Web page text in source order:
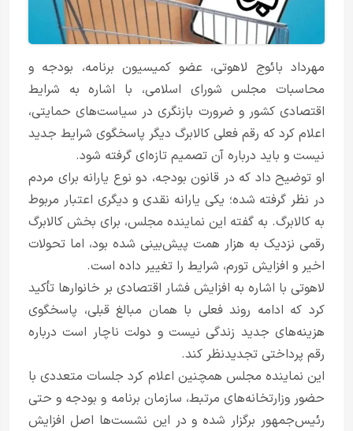
مهرداد بائوج لاهوتی، عضو کمیسیون برنامه، بودجه و
محاسبات مجلس شورای اسلامی، با اشاره به شرایط
اقتصادی کشور و ضرورت بازنگری در سیاست‌های حمایتی،
اعلام کرد که رقم فعلی کالابرگ دیگر پاسخگوی شرایط جدید
نیست و باید درباره آن تصمیم تازه‌ای گرفته شود.
او توضیح داد که در قانون بودجه، دو نوع یارانه برای مردم
در نظر گرفته شده؛ یکی یارانه نقدی و دیگری اعتبار مربوط
به کالابرگ. به گفته این نماینده مجلس، برای بخش کالابرگ
رقمی نزدیک به هزار همت پیش‌بینی شده بود، اما تحولات
اخیر و افزایش تورم، شرایط را تغییر داده است.
لاهوتی با اشاره به افزایش فشار اقتصادی بر خانوارها تأکید
کرد که ادامه روند فعلی با همان مبالغ قبلی، پاسخگوی
هزینه‌های جدید زندگی نیست و دولت ناچار است درباره
رقم پرداختی تجدیدنظر کند.
این نماینده مجلس همچنین اعلام کرد جلسات متعددی با
حضور وزارتخانه‌های مرتبط، سازمان برنامه و بودجه و حتی
رئیس‌جمهور برگزار شده و در این نشست‌ها اصل افزایش